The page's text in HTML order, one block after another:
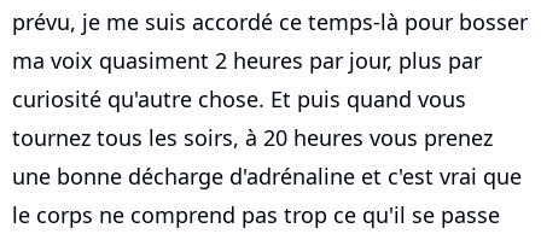
prévu, je me suis accordé ce temps-là pour bosser
ma voix quasiment 2 heures par jour, plus par
curiosité qu'autre chose. Et puis quand vous
tournez tous les soirs, à 20 heures vous prenez
une bonne décharge d'adrénaline et c'est vrai que
le corps ne comprend pas trop ce qu'il se passe